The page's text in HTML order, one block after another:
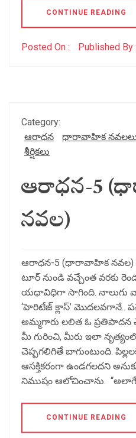
CONTINUE READING
Posted On : Published By :
Category:
ఆరాధన
ధారావాహిక
శీర్షికలు
ఆరాధన-5
నవల)
ఆరాధన-5 (ధారావాహిక నవల)
టూర్ నుండి వచ్చేంత వరకు
యధావిధిగా సాగింది. నాలుగు
‘హెరిటేజ్ క్లాస్’ మొదలవగానే..
అమ్మగారు లలిత ఓ ప్రతిపాదన
మీ గురించి, మీరు ఇలా
చెప్పగలిగితే బాగుంటుంది.
ఆసక్తికరంగా ఉండగలదని
నిముషం ఆలోచించాను.
CONTINUE READING